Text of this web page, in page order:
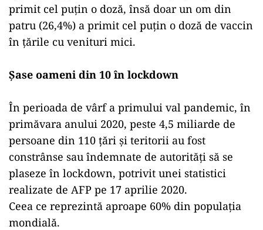
primit cel puţin o doză, însă doar un om din
patru (26,4%) a primit cel puţin o doză de vaccin
în ţările cu venituri mici.
Şase oameni din 10 în lockdown
În perioada de vârf a primului val pandemic, în
primăvara anului 2020, peste 4,5 miliarde de
persoane din 110 ţări şi teritorii au fost
constrânse sau îndemnate de autorităţi să se
plaseze în lockdown, potrivit unei statistici
realizate de AFP pe 17 aprilie 2020.
Ceea ce reprezintă aproape 60% din populaţia
mondială.